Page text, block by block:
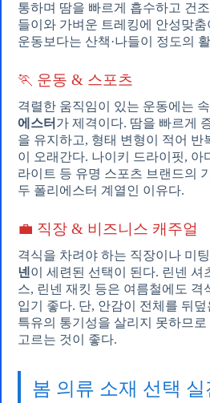
통하며 땀을 빠르게 흡수하고 건
들이와 가벼운 트레킹에 안성맞
운동보다는 산책·나들이 정도의
🏃 운동 & 스포츠
격렬한 움직임이 있는 운동에는
에스터 가 제격이다. 땀을 빠르게
을 유지하고, 형태 변형이 적어 반
이 오래간다. 나이키 드라이핏, 아
라이트 등 유명 스포츠 브랜드의
두 폴리에스터 계열인 이유다.
💼 직장 & 비즈니스 캐주얼
격식을 차려야 하는 직장이나 미
넨 이 세련된 선택이 된다. 린넨 셔
스, 린넨 재킷 등은 여름철에도 격
입기 좋다. 단, 안감이 전체를 뒤덮
특유의 통기성을 살리지 못하므
고르는 것이 좋다.
봄 의류 소재 선택 실